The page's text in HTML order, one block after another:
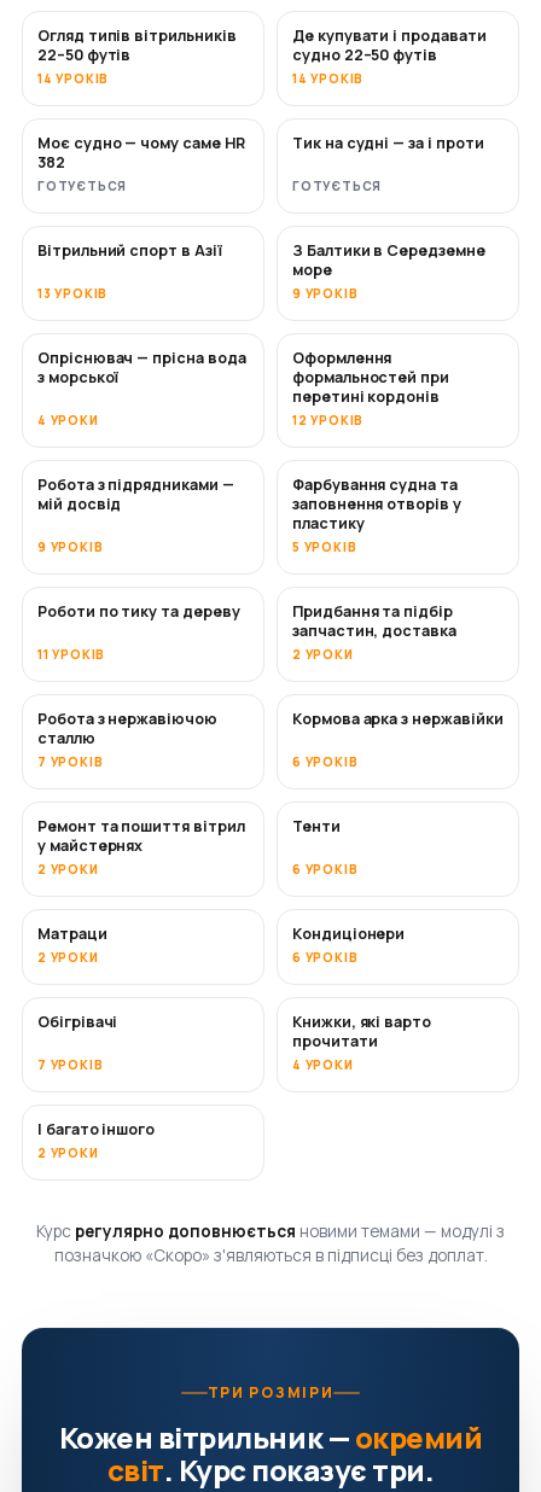
СКОРО
Огляд типів вітрильників
22–50 футів
14 УРОКІВ
СКОРО
Де купувати і продавати
судно 22–50 футів
14 УРОКІВ
СКОРО
Моє судно — чому саме HR
382
ГОТУЄТЬСЯ
СКОРО
Тик на судні — за і проти
ГОТУЄТЬСЯ
СКОРО
Вітрильний спорт в Азії
13 УРОКІВ
СКОРО
З Балтики в Середземне
море
9 УРОКІВ
СКОРО
Опріснювач — прісна вода
з морської
4 УРОКИ
Оформлення
формальностей при
перетині кордонів
12 УРОКІВ
СКОРО
Робота з підрядниками —
мій досвід
9 УРОКІВ
СКОРО
Фарбування судна та
заповнення отворів у
пластику
5 УРОКІВ
Роботи по тику та дереву
11 УРОКІВ
СКОРО
Придбання та підбір
запчастин, доставка
2 УРОКИ
СКОРО
Робота з нержавіючою
сталлю
7 УРОКІВ
Кормова арка з нержавійки
6 УРОКІВ
СКОРО
Ремонт та пошиття вітрил
у майстернях
2 УРОКИ
Тенти
6 УРОКІВ
Матраци
2 УРОКИ
СКОРО
Кондиціонери
6 УРОКІВ
СКОРО
Обігрівачі
7 УРОКІВ
СКОРО
Книжки, які варто
прочитати
4 УРОКИ
СКОРО
І багато іншого
2 УРОКИ
Курс регулярно доповнюється новими темами — модулі з
позначкою «Скоро» з'являються в підписці без доплат.
ТРИ РОЗМІРИ
Кожен вітрильник —окремий
світ. Курс показує три.